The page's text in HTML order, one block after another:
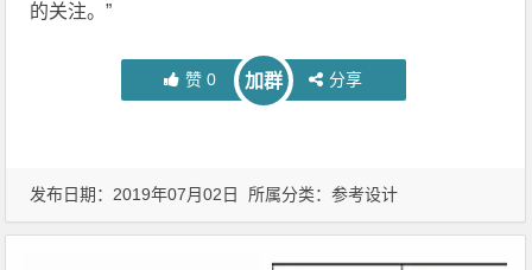
的关注。”
赞 0 加群 分享
发布日期：2019年07月02日 所属分类：参考设计